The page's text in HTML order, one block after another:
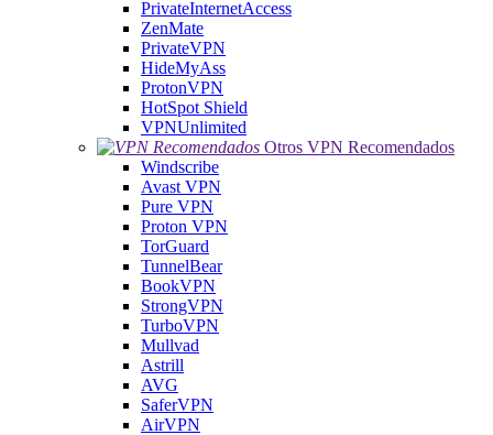
PrivateInternetAccess
ZenMate
PrivateVPN
HideMyAss
ProtonVPN
HotSpot Shield
VPNUnlimited
Otros VPN Recomendados
Windscribe
Avast VPN
Pure VPN
Proton VPN
TorGuard
TunnelBear
BookVPN
StrongVPN
TurboVPN
Mullvad
Astrill
AVG
SaferVPN
AirVPN